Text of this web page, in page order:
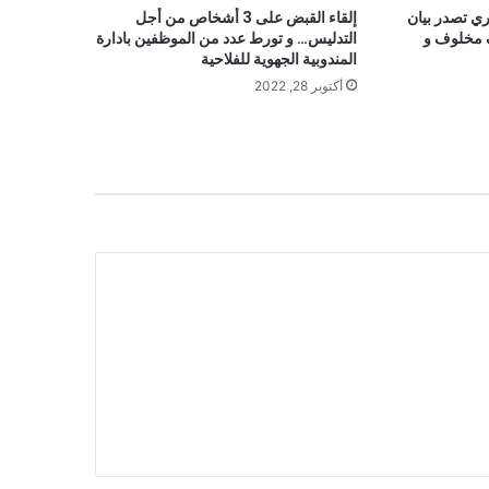
تصدر بيان
و
إلقاء القبض على 3 أشخاص من أجل
التدليس… و تورط عدد من الموظفين بادارة
المندوبية الجهوية للفلاحية
أكتوبر 28, 2022